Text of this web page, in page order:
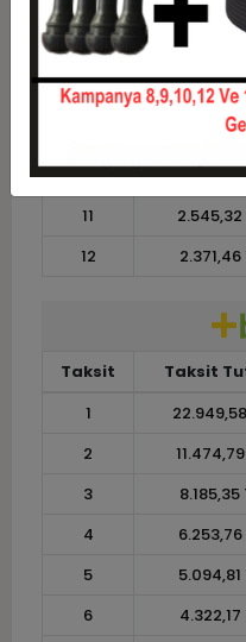
4.322,17
7
3.770,29
8
3.356,38
10
2.776,90
11
2.545,32
12
2.371,46
Taksit Taksit
1
2
3
8.185,35
4
6.253,76
5
5.094,81
6
4.322,17